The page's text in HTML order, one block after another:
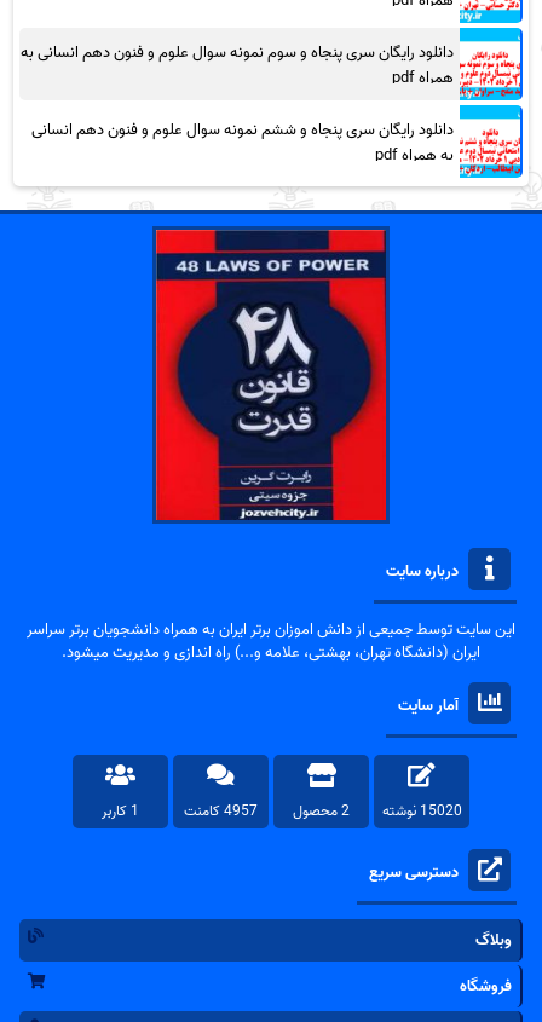
دانلود رایگان سری پنجاه و سوم نمونه سوال علوم و فنون دهم انسانی به
همراه pdf
دانلود رایگان سری پنجاه و ششم نمونه سوال علوم و فنون دهم انسانی
به همراه pdf
درباره سایت
این سایت توسط جمیعی از دانش اموزان برتر ایران به همراه دانشجویان برتر سراسر
ایران (دانشگاه تهران، بهشتی، علامه و...) راه اندازی و مدیریت میشود.
آمار سایت
15020 نوشته 2 محصول 4957 کامنت 1 کاربر
دسترسی سریع
وبلاگ
فروشگاه